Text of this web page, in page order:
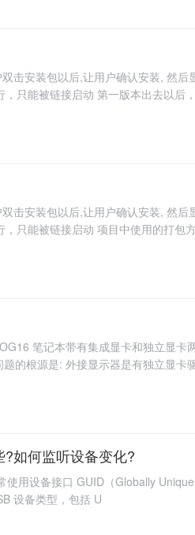
击安装包以后,让用户确认安装, 然
只能被链接启动 第一版本出去以后
击安装包以后,让用户确认安装, 然
只能被链接启动 项目中使用的打包
笔记本带有集成显卡和独立显
的根源是: 外接显示器是有独立显卡
如何监听设备变化?
用设备接口 GUID（Globally
设备类型，包括 U